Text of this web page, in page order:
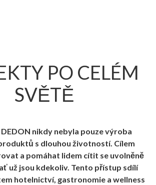
PO CELÉM
SVĚTĚ
nikdy nebyla pouze výroba
s dlouhou životností. Cílem
a pomáhat lidem cítit se uvolněně
už jsou kdekoliv. Tento přístup sdílí
hotelnictví, gastronomie a wellness